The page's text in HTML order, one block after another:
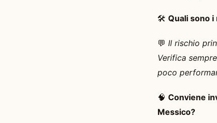
🛠️ Quali sono
💬 Il rischio
Verifica
poco
🧠 Conviene
Messico?